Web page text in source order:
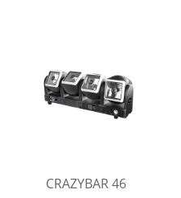
CRAZYBAR 46